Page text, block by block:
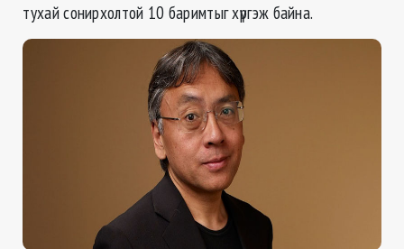
тухай сонирхолтой 10 баримтыг хүргэж байна.